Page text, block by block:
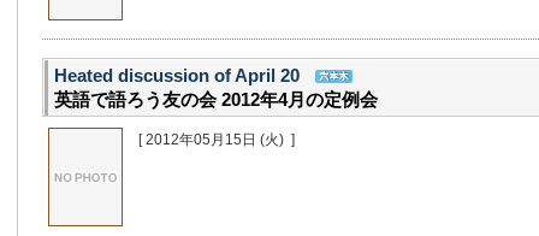
Heated discussion of April 20
英語で語ろう友の会 2012年4月の定例会
[ 2012年05月15日 (火) ]